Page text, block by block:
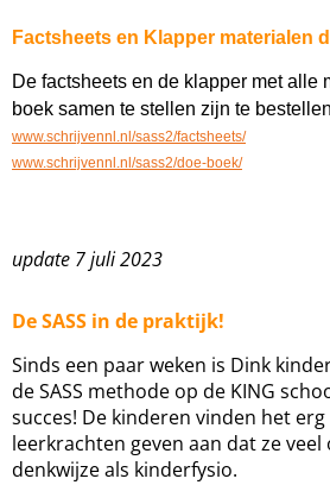
Factsheets en Klapper materialen
De factsheets en de klapper met alle
boek samen te stellen zijn te
www.schrijvennl.nl/sass2/factsheets/
www.schrijvennl.nl/sass2/doe-boek/
update 7 juli 2023
De SASS in de praktijk!
Sinds een paar weken is Dink
de SASS methode op de KING
succes! De kinderen vinden het
leerkrachten geven aan dat ze
denkwijze als kinderfysio.